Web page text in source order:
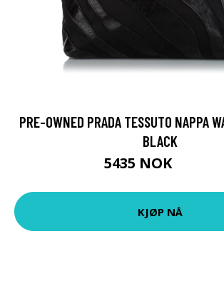
PRE-OWNED PRADA TESSUTO NAPPA
BLACK
5435 NOK
KJØP NÅ